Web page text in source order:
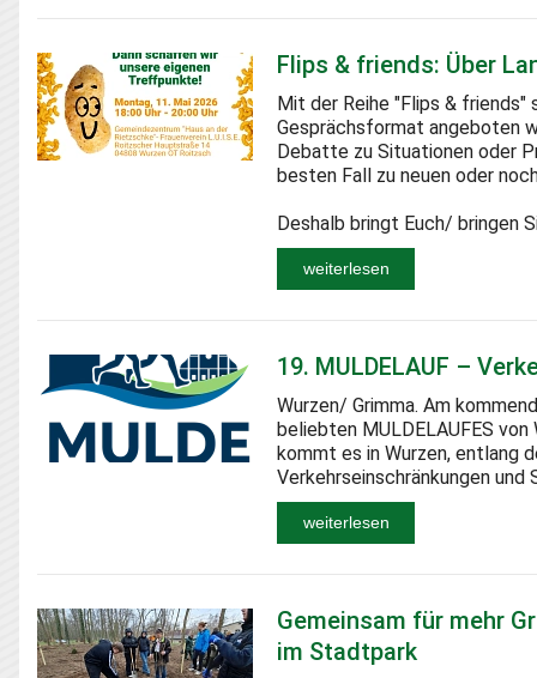
Flips & friends: Über
Mit der Reihe "Flips & friends"
Gesprächsformat angeboten
Debatte zu Situationen oder
besten Fall zu neuen oder
Deshalb bringt Euch/ bringen
weiterlesen
19. MULDELAUF –
Wurzen/ Grimma. Am
beliebten MULDELAUFES
kommt es in Wurzen, entlang
Verkehrseinschränkungen und
weiterlesen
Gemeinsam für mehr
im Stadtpark